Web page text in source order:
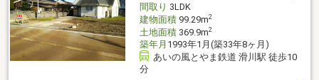
間取り 3LDK
建物面積99.29m2
土地面積369.9m2
築年月 1993年1月(築33年8ヶ月)
あいの風とやま鉄道 滑川駅 徒歩10
分